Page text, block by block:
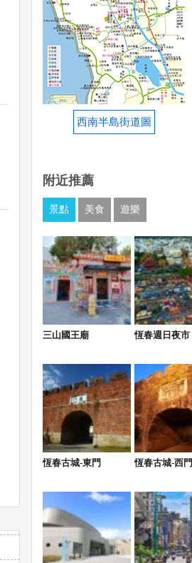
西南半島街道圖
附近推薦
景點 美食 遊樂
三山國王廟 恆春週日夜市
恆春古城-東門 恆春古城-西門